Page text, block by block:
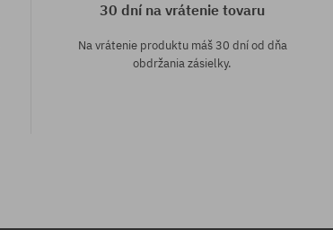
30 dní na vrátenie tovaru
Na vrátenie produktu máš 30 dní od dňa
obdržania zásielky.